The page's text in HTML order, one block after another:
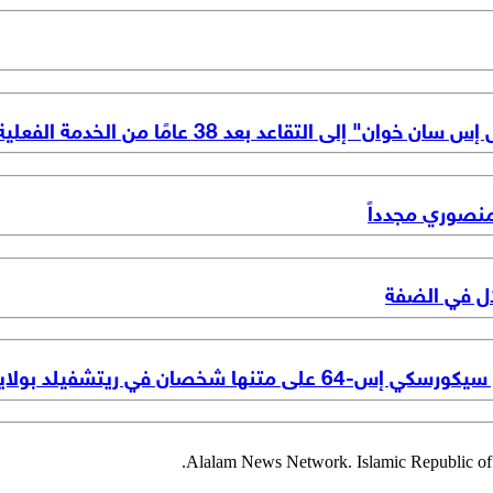
التقاعد بعد 38 عامًا من الخدمة الفعلية
مجدداً
في ريتشفيلد بولاية يوتا